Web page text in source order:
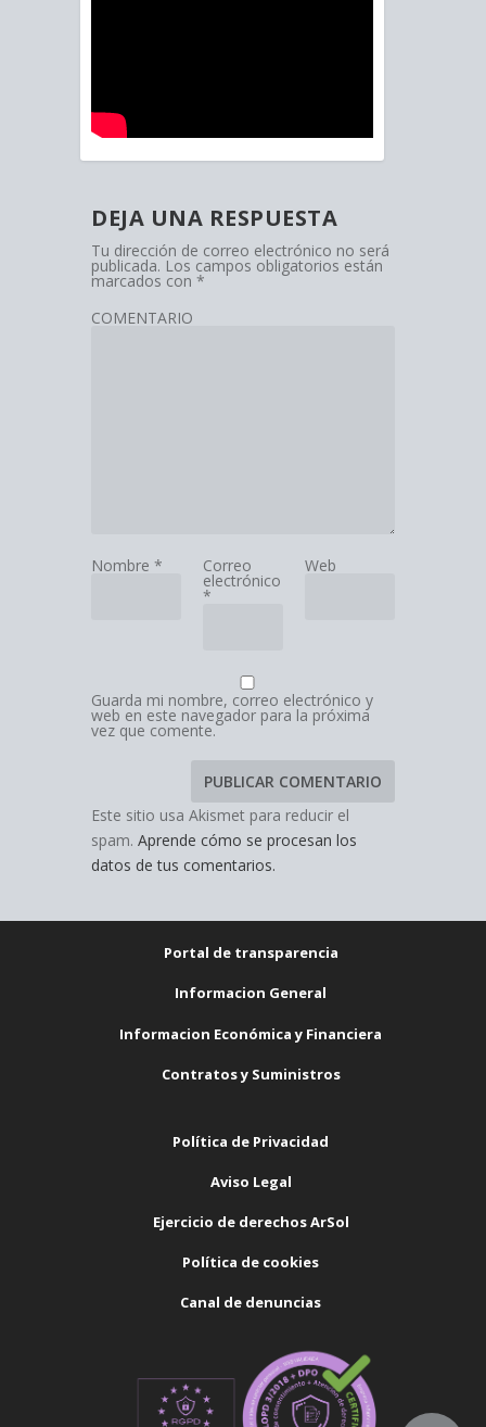
DEJA UNA RESPUESTA
Tu dirección de correo electrónico no será
publicada. Los campos obligatorios están
marcados con *
COMENTARIO
Nombre * Correo
electrónico
*
Web
Guarda mi nombre, correo electrónico y
web en este navegador para la próxima
vez que comente.
Este sitio usa Akismet para reducir el
spam. Aprende cómo se procesan los
datos de tus comentarios.
Portal de transparencia
Informacion General
Informacion Económica y Financiera
Contratos y Suministros
Política de Privacidad
Aviso Legal
Ejercicio de derechos ArSol
Política de cookies
Canal de denuncias